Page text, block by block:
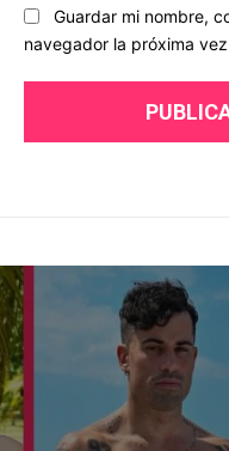
Guardar mi nombre,
navegador la próxima